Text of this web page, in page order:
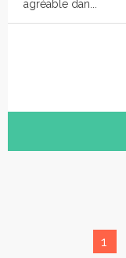
agréable dan...
1